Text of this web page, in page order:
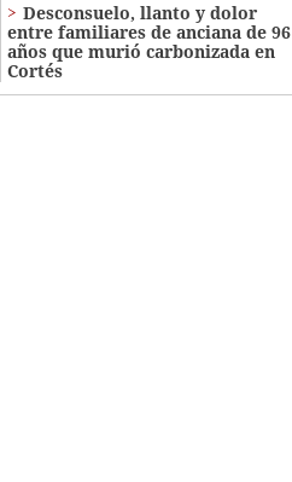
​​​​Desconsuelo, llanto y dolor
entre familiares de anciana de 96
años que murió carbonizada en
Cortés